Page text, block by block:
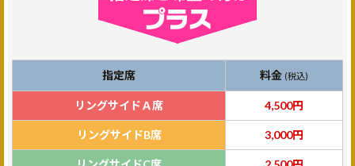
指定席 料金 (税込)
リングサイドＡ席 4,500円
リングサイドB席 3,000円